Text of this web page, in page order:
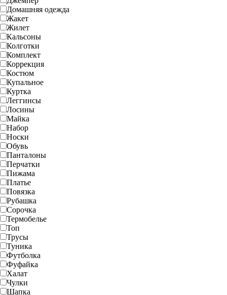
Домашняя одежда
Жакет
Жилет
Кальсоны
Колготки
Комплект
Коррекция
Костюм
Купальное
Куртка
Леггинсы
Лосины
Майка
Набор
Носки
Обувь
Панталоны
Перчатки
Пижама
Платье
Повязка
Рубашка
Сорочка
Термобелье
Топ
Трусы
Туника
Футболка
Фуфайка
Халат
Чулки
Шапка